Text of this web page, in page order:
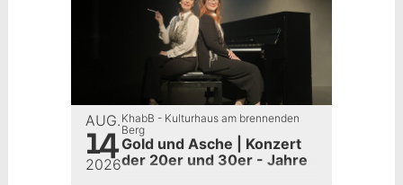
AUG.
14
2026
KhabB - Kulturhaus am brennenden
Berg
Gold und Asche | Konzert
der 20er und 30er - Jahre